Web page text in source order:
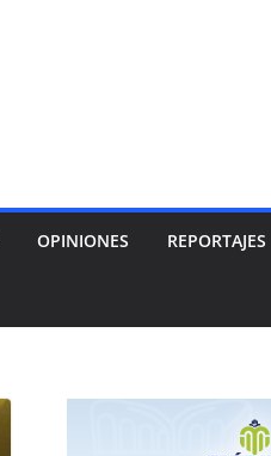
OPINIONES REPORTAJES